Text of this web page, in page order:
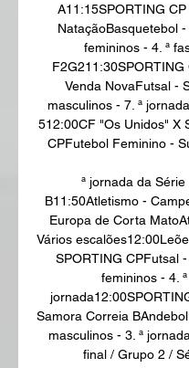
A11:15SPORTING CP
NataçãoBasquetebol
femininos - 4. ª
F2G211:30SPORTING
Venda NovaFutsal -
masculinos - 7. ª
512:00CF "Os Unidos" X
CPFutebol Feminino -
ª jornada da Série
B11:50Atletismo -
Europa de Corta
Vários
SPORTING CPFutsal
femininos - 4. ª
Samora Correia
masculinos - 3. ª
final / Grupo 2 /